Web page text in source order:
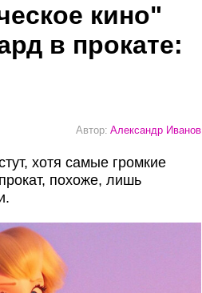
кино"
в прокате:
Автор: Александр Иванов
хотя самые громкие
похоже, лишь